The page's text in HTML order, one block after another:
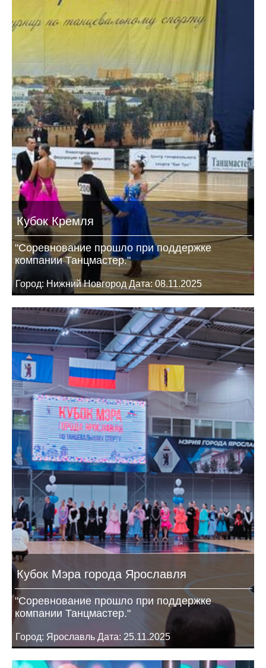
Кубок Кремля
"Соревнование прошло при поддержке
компании Танцмастер."
Город: Нижний Новгород Дата: 08.11.2025
Кубок Мэра города Ярославля
"Соревнование прошло при поддержке
компании Танцмастер."
Город: Ярославль Дата: 25.11.2025